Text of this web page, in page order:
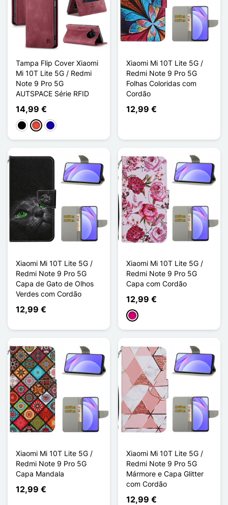
Tampa Flip Cover Xiaomi
Mi 10T Lite 5G / Redmi
Note 9 Pro 5G
AUTSPACE Série RFID
14,99 €
PretoVermelhoAzul Escuro
Xiaomi Mi 10T Lite 5G /
Redmi Note 9 Pro 5G
Folhas Coloridas com
Cordão
12,99 €
Xiaomi Mi 10T Lite 5G /
Redmi Note 9 Pro 5G
Capa de Gato de Olhos
Verdes com Cordão
12,99 €
Xiaomi Mi 10T Lite 5G /
Redmi Note 9 Pro 5G
Capa com Cordão
12,99 €
Magenta
Xiaomi Mi 10T Lite 5G /
Redmi Note 9 Pro 5G
Capa Mandala
12,99 €
Xiaomi Mi 10T Lite 5G /
Redmi Note 9 Pro 5G
Mármore e Capa Glitter
com Cordão
12,99 €